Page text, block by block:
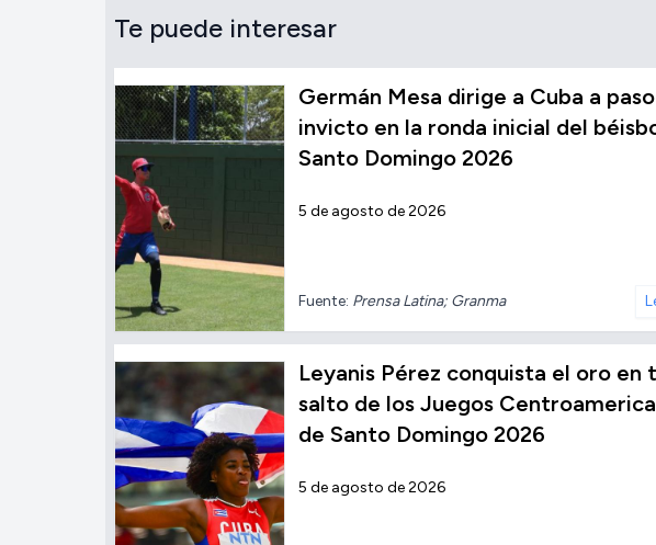
Te puede interesar
Germán Mesa dirige a Cuba a paso
invicto en la ronda inicial del
Santo Domingo 2026
5 de agosto de 2026
Fuente: Prensa Latina; Granma
Leyanis Pérez conquista el oro en
salto de los Juegos
de Santo Domingo 2026
5 de agosto de 2026